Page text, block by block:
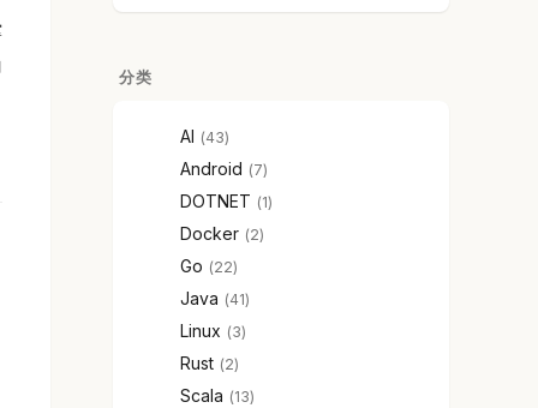
分类
AI 43
Android 7
DOTNET 1
Docker 2
Go 22
Java 41
Linux 3
Rust 2
Scala 13